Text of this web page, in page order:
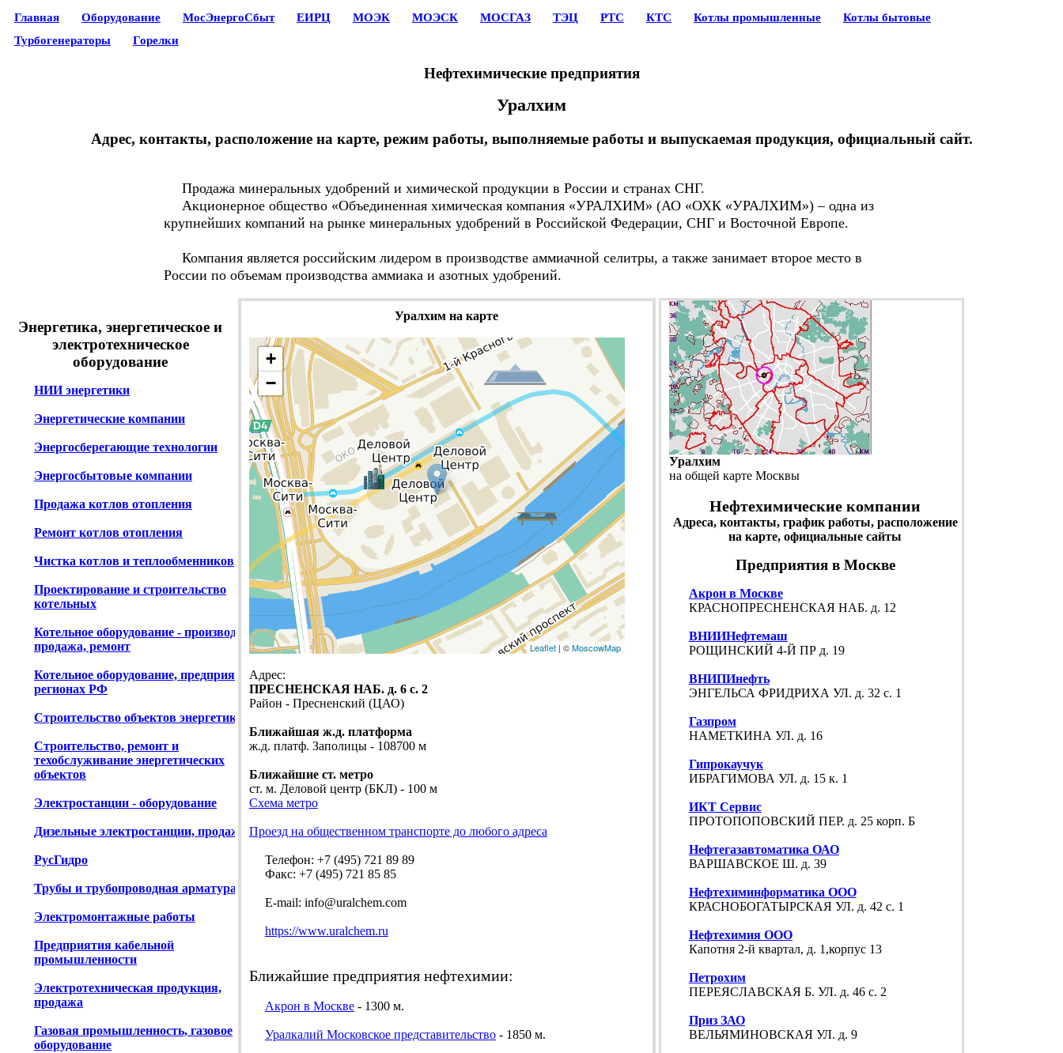
Главная Оборудование МосЭнергоСбыт ЕИРЦ МОЭК МОЭСК МОСГАЗ ТЭЦ РТС КТС Котлы промышленные
Котлы бытовые
Турбогенераторы
Горелки
Нефтехимические предприятия
Уралхим
Адрес, контакты, расположение на карте, режим работы, выполняемые работы и выпускаемая продукция, официальный сайт.
Продажа минеральных удобрений и химической продукции в России и странах СНГ.
Акционерное общество «Объединенная химическая компания «УРАЛХИМ» (АО «ОХК «УРАЛХИМ») – одна из
крупнейших компаний на рынке минеральных удобрений в Российской Федерации, СНГ и Восточной Европе.
Компания является российским лидером в производстве аммиачной селитры, а также занимает второе место в
России по объемам производства аммиака и азотных удобрений.
Энергетика, энергетическое и
электротехническое
оборудование
НИИ энергетики
Энергетические компании
Энергосберегающие технологии
Энергосбытовые компании
Продажа котлов отопления
Ремонт котлов отопления
Чистка котлов и теплообменников
Проектирование и строительство
котельных
Котельное оборудование - производство,
продажа, ремонт
Котельное оборудование, предприятия в
регионах РФ
Строительство объектов энергетики
Строительство, ремонт и
техобслуживание энергетических
объектов
Электростанции - оборудование
Дизельные электростанции, продажа
РусГидро
Трубы и трубопроводная арматура
Электромонтажные работы
Предприятия кабельной
промышленности
Электротехническая продукция,
продажа
Газовая промышленность, газовое
оборудование
Уралхим на карте
+
−
Leaflet| ©MoscowMap
Адрес:
ПРЕСНЕНСКАЯ НАБ. д. 6 с. 2
Район - Пресненский (ЦАО)
Ближайшая ж.д. платформа
ж.д. платф. Заполицы - 108700 м
Ближайшие ст. метро
ст. м. Деловой центр (БКЛ) - 100 м
Схема метро
Проезд на общественном транспорте до любого адреса
Телефон: +7 (495) 721 89 89
Факс: +7 (495) 721 85 85
Е-mail: info@uralchem.com
https://www.uralchem.ru
Ближайшие предприятия нефтехимии:
Акрон в Москве- 1300 м.
Уралкалий Московское представительство- 1850 м.
Уралхим
на общей карте Москвы
Нефтехимические компании
Адреса, контакты, график работы, расположение
на карте, официальные сайты
Предприятия в Москве
Акрон в Москве
КРАСНОПРЕСНЕНСКАЯ НАБ. д. 12
ВНИИНефтемаш
РОЩИНСКИЙ 4-Й ПР д. 19
ВНИПИнефть
ЭНГЕЛЬСА ФРИДРИХА УЛ. д. 32 с. 1
Газпром
НАМЕТКИНА УЛ. д. 16
Гипрокаучук
ИБРАГИМОВА УЛ. д. 15 к. 1
ИКТ Сервис
ПРОТОПОПОВСКИЙ ПЕР. д. 25 корп. Б
Нефтегазавтоматика ОАО
ВАРШАВСКОЕ Ш. д. 39
Нефтехиминформатика ООО
КРАСНОБОГАТЫРСКАЯ УЛ. д. 42 с. 1
Нефтехимия ООО
Капотня 2-й квартал, д. 1,корпус 13
Петрохим
ПЕРЕЯСЛАВСКАЯ Б. УЛ. д. 46 с. 2
Приз ЗАО
ВЕЛЬЯМИНОВСКАЯ УЛ. д. 9